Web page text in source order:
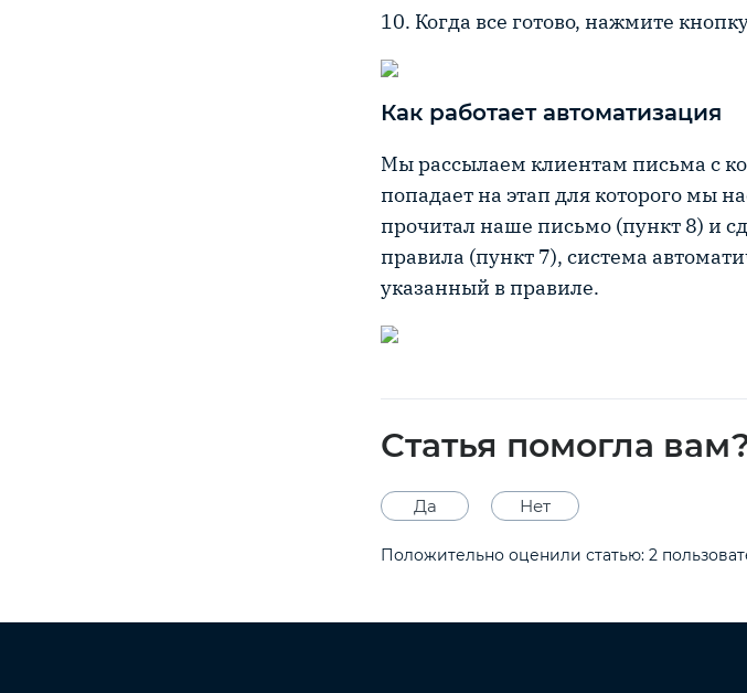
10. Когда все готово, нажмите
Как работает автоматизация
Мы рассылаем клиентам письма с
попадает на этап для которого мы
прочитал наше письмо (пункт 8) и
правила (пункт 7), система
указанный в правиле.
Статья помогла
Да Нет
Положительно оценили статью: 2